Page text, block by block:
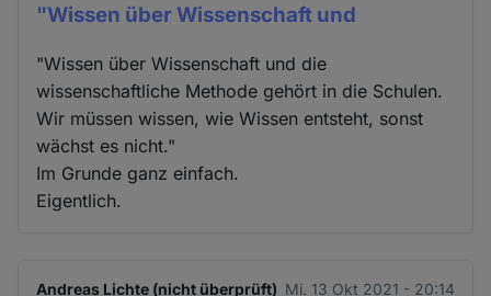
"Wissen über Wissenschaft und
"Wissen über Wissenschaft und die
wissenschaftliche Methode gehört in die Schulen.
Wir müssen wissen, wie Wissen entsteht, sonst
wächst es nicht."
Im Grunde ganz einfach.
Eigentlich.
Andreas Lichte (nicht überprüft) Mi. 13 Okt 2021 - 20:14